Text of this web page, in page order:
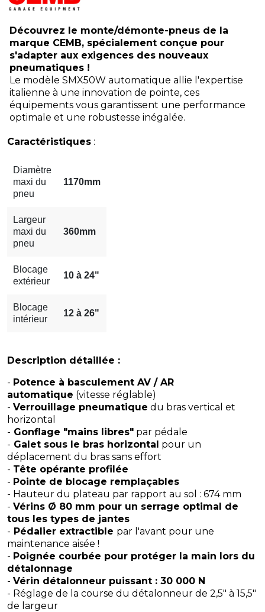
Découvrez le monte/démonte-pneus de la
marque CEMB, spécialement conçue pour
s'adapter aux exigences des nouveaux
pneumatiques !
Le modèle SMX50W automatique allie l'expertise
italienne à une innovation de pointe, ces
équipements vous garantissent une performance
optimale et une robustesse inégalée.
Caractéristiques :
Diamètre
maxi du
pneu
1170mm
Largeur
maxi du
pneu
360mm
Blocage
extérieur
10 à 24"
Blocage
intérieur
12 à 26"
Description détaillée :
- Potence à basculement AV / AR
automatique (vitesse réglable)
- Verrouillage pneumatique du bras vertical et
horizontal
- Gonflage "mains libres" par pédale
- Galet sous le bras horizontal pour un
déplacement du bras sans effort
- Tête opérante profilée
- Pointe de blocage remplaçables
- Hauteur du plateau par rapport au sol : 674 mm
- Vérins Ø 80 mm pour un serrage optimal de
tous les types de jantes
- Pédalier extractible par l'avant pour une
maintenance aisée !
- Poignée courbée pour protéger la main lors du
détalonnage
- Vérin détalonneur puissant : 30 000 N
- Réglage de la course du détalonneur de 2,5" à 15,5"
de largeur